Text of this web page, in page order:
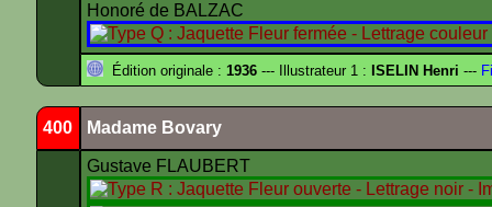
Honoré de BALZAC
Édition originale : 1936 --- Illustrateur 1 : ISELIN Henri ---
400 Madame Bovary
Gustave FLAUBERT